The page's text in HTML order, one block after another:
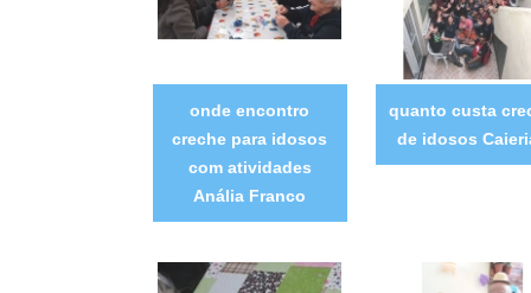
onde encontro
creche para idosos
com atividades
Anália Franco
quanto custa
de idosos